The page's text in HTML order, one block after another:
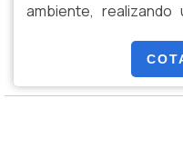
ambiente,
principalmente por
APRESENTA
caixas podem ser